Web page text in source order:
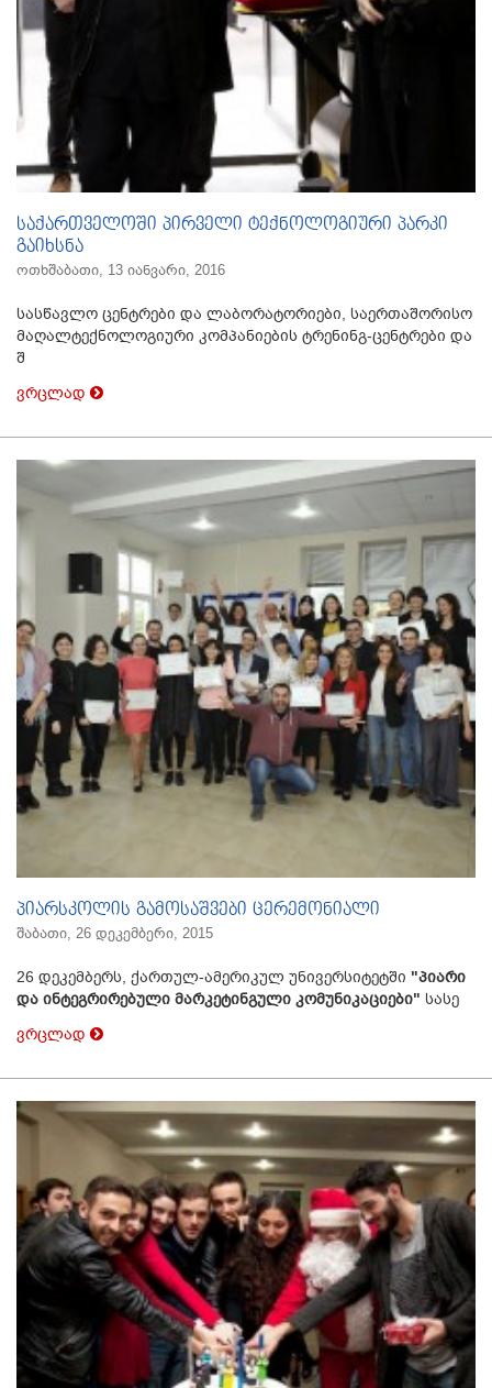
საქართველოში პირველი ტექნოლოგიური პარკი
გაიხსნა
ოთხშაბათი, 13 იანვარი, 2016
სასწავლო ცენტრები და ლაბორატორიები, საერთაშორისო
მაღალტექნოლოგიური კომპანიების ტრენინგ-ცენტრები და
შ
ვრცლად
პიარსკოლის გამოსაშვები ცერემონიალი
შაბათი, 26 დეკემბერი, 2015
26 დეკემბერს, ქართულ-ამერიკულ უნივერსიტეტში "პიარი
და ინტეგრირებული მარკეტინგული კომუნიკაციები" სასე
ვრცლად